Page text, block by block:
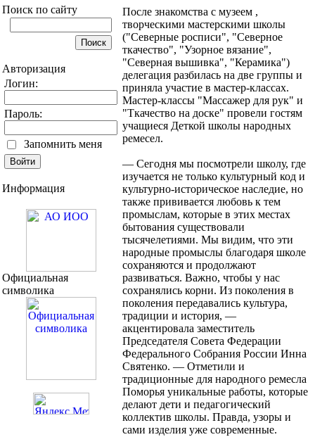
Поиск по сайту
Авторизация
Логин:
Пароль:
Запомнить меня
Информация
Официальная
символика
После знакомства с музеем ,
творческими мастерскими школы
("Северные росписи", "Северное
ткачество", "Узорное вязание",
"Северная вышивка", "Керамика")
делегация разбилась на две группы и
приняла участие в мастер-классах.
Мастер-классы "Массажер для рук" и
"Ткачество на доске" провели гостям
учащиеся Деткой школы народных
ремесел.
— Сегодня мы посмотрели школу, где
изучается не только культурный код и
культурно-историческое наследие, но
также прививается любовь к тем
промыслам, которые в этих местах
бытования существовали
тысячелетиями. Мы видим, что эти
народные промыслы благодаря школе
сохраняются и продолжают
развиваться. Важно, чтобы у нас
сохранялись корни. Из поколения в
поколения передавались культура,
традиции и история, —
акцентировала заместитель
Председателя Совета Федерации
Федерального Собрания России Инна
Святенко. — Отметили и
традиционные для народного ремесла
Поморья уникальные работы, которые
делают дети и педагогический
коллектив школы. Правда, узоры и
сами изделия уже современные.